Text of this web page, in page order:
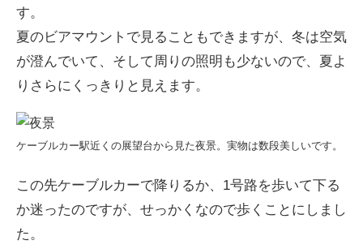
す。
夏のビアマウントで見ることもできますが、冬は空気
が澄んでいて、そして周りの照明も少ないので、夏よ
りさらにくっきりと見えます。
ケーブルカー駅近くの展望台から見た夜景。実物は数段美しいです。
この先ケーブルカーで降りるか、1号路を歩いて下る
か迷ったのですが、せっかくなので歩くことにしまし
た。